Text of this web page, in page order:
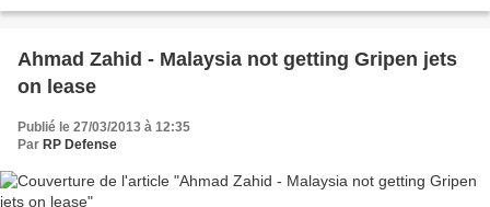
Ahmad Zahid - Malaysia not getting Gripen jets
on lease
Publié le 27/03/2013 à 12:35
Par RP Defense